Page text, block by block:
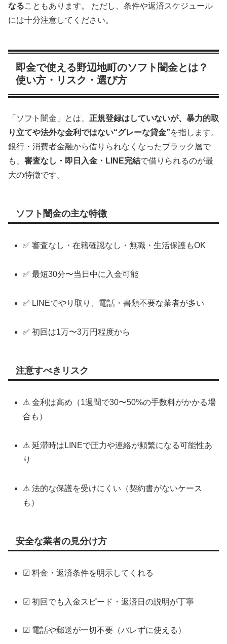
なることもあります。 ただし、条件や返済スケジュール
には十分注意してください。
即金で使える野辺地町のソフト闇金とは？
使い方・リスク・選び方
「ソフト闇金」とは、 正規登録はしていないが、暴力的取
り立てや法外な金利ではない“グレーな貸金”を指します。
銀行・消費者金融から借りられなくなったブラック層で
も、 審査なし・即日入金・LINE完結で借りられるのが最
大の特徴です。
ソフト闇金の主な特徴
✅ 審査なし・在籍確認なし・無職・生活保護もOK
✅ 最短30分〜当日中に入金可能
✅ LINEでやり取り、電話・書類不要な業者が多い
✅ 初回は1万〜3万円程度から
注意すべきリスク
⚠ 金利は高め（1週間で30〜50%の手数料がかかる場
合も）
⚠ 延滞時はLINEで圧力や連絡が頻繁になる可能性あ
り
⚠ 法的な保護を受けにくい（契約書がないケース
も）
安全な業者の見分け方
☑ 料金・返済条件を明示してくれる
☑ 初回でも入金スピード・返済日の説明が丁寧
☑ 電話や郵送が一切不要（バレずに使える）